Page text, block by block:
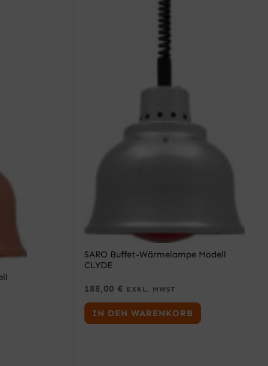
SARO Buffet-Wärmelampe Modell
CLYDE
188,00 € EXKL. MWST
IN DEN WARENKORB